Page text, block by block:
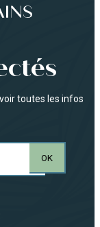
toutes les infos